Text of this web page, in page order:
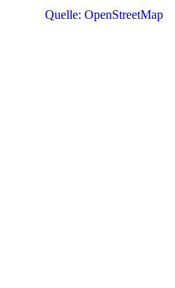
Quelle: OpenStreetMap